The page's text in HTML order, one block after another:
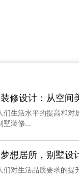
修设计：从空间
们生活水平的提高和对
墅装修...
想居所，别墅设
们对生活品质要求的提